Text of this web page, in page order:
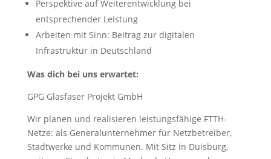
Perspektive auf Weiterentwicklung bei
entsprechender Leistung
Arbeiten mit Sinn: Beitrag zur digitalen
Infrastruktur in Deutschland
Was dich bei uns erwartet:
GPG Glasfaser Projekt GmbH
Wir planen und realisieren leistungsfähige FTTH-
Netze: als Generalunternehmer für Netzbetreiber,
Stadtwerke und Kommunen. Mit Sitz in Duisburg,